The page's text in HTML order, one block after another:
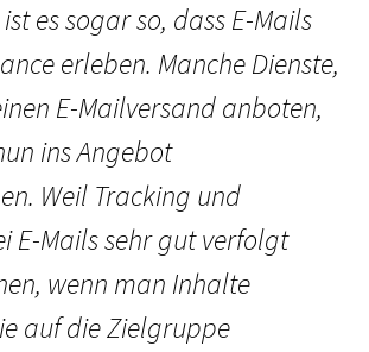
es sogar so, dass E-Mails
erleben. Manche Dienste,
E-Mailversand anboten,
ins Angebot
Weil Tracking und
E-Mails sehr gut verfolgt
wenn man Inhalte
auf die Zielgruppe